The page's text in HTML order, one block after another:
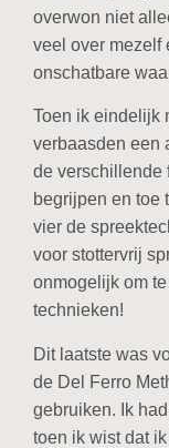
overwon niet
veel over mezelf
onschatbare
Toen ik eindelijk
verbaasden een
de verschillende
begrijpen en toe
vier de
voor stottervrij
onmogelijk om
technieken!
Dit laatste was
de Del Ferro
gebruiken. Ik
toen ik wist dat